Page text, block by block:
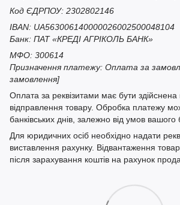
Код ЄДРПОУ: 2302802146
IBAN: UA563006140000026002500048104
Банк: ПАТ «КРЕДІ АГРІКОЛЬ БАНК»
МФО: 300614
Призначення платежу: Оплата за
замовлення]
Оплата за реквізитами має бути
відправлення товару. Обробка платежу
банківських днів, залежно від умов вашого
Для юридичних осіб необхідно надати
виставлення рахунку. Відвантаження
після зарахування коштів на рахунок